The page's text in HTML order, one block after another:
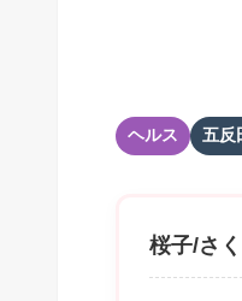
ヘルス 五反
桜子/さ